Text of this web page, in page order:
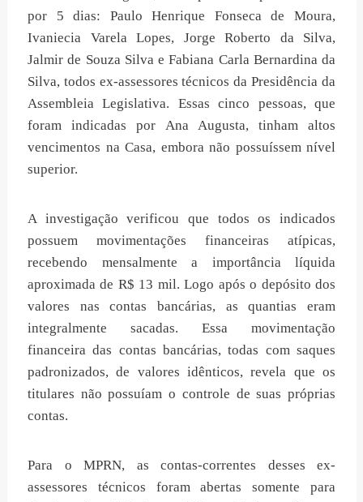
por 5 dias: Paulo Henrique Fonseca de Moura,
Ivaniecia Varela Lopes, Jorge Roberto da Silva,
Jalmir de Souza Silva e Fabiana Carla Bernardina da
Silva, todos ex-assessores técnicos da Presidência da
Assembleia Legislativa. Essas cinco pessoas, que
foram indicadas por Ana Augusta, tinham altos
vencimentos na Casa, embora não possuíssem nível
superior.
A investigação verificou que todos os indicados
possuem movimentações financeiras atípicas,
recebendo mensalmente a importância líquida
aproximada de R$ 13 mil. Logo após o depósito dos
valores nas contas bancárias, as quantias eram
integralmente sacadas. Essa movimentação
financeira das contas bancárias, todas com saques
padronizados, de valores idênticos, revela que os
titulares não possuíam o controle de suas próprias
contas.
Para o MPRN, as contas-correntes desses ex-
assessores técnicos foram abertas somente para